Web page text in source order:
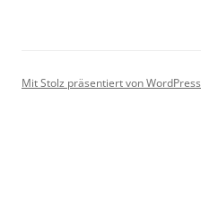
Mit Stolz präsentiert von WordPress